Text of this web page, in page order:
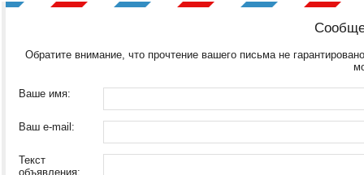
Обратите внимание, что прочтение вашего письма не
Ваше имя:
Ваш e-mail:
Текст
объявления: